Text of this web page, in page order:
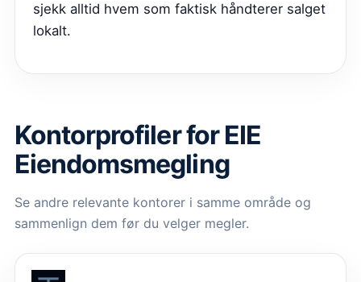
sjekk alltid hvem som faktisk håndterer salget
lokalt.
Kontorprofiler for EIE
Eiendomsmegling
Se andre relevante kontorer i samme område og
sammenlign dem før du velger megler.